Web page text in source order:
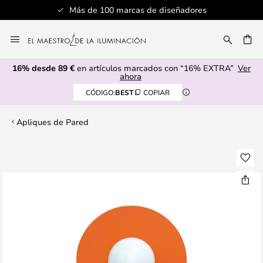
Más de 100 marcas de diseñadores
al
contenido
16% desde 89 € en artículos marcados con “16% EXTRA” Ver
ahora
CÓDIGO:BEST COPIAR
Apliques de Pared